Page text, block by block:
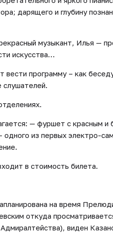
дарящего и глубину
музыкант, Илья —
искусства…
вести программу – как
— фуршет с красным
одного из первых электро-
в стоимость билета.
на время
откуда
виден